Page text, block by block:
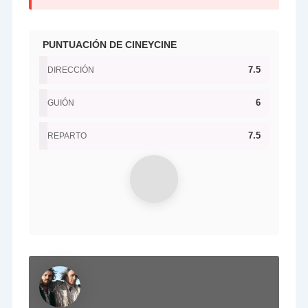
PUNTUACIÓN DE CINEYCINE
DIRECCIÓN 7.5
GUIÓN 6
REPARTO 7.5